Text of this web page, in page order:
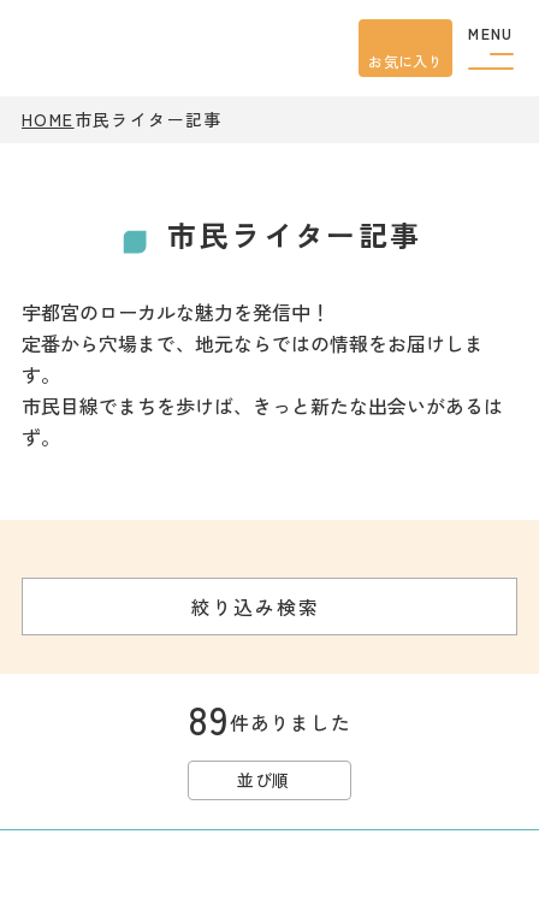
MENU
お気に入り
HOME市民ライター記事
市民ライター記事
宇都宮のローカルな魅力を発信中！
定番から穴場まで、地元ならではの情報をお届けしま
す。
市民目線でまちを歩けば、きっと新たな出会いがあるは
ず。
絞り込み検索
89件ありました
並び順
観光 スポット
モデル
宿泊
宇都宮市民ライター
市民がおすすめ！餃
お得なチケット
撮影支援・